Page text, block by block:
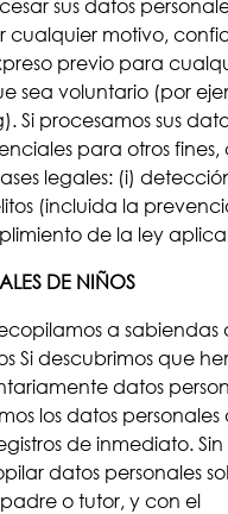
sus datos
cualquier motivo,
previo para
sea voluntario (por
Si procesamos sus
para otros fines,
legales: (i)
(incluida la
de la ley
DE NIÑOS
a sabiendas
Si descubrimos que
datos
los datos personales
de inmediato.
datos personales
o tutor, y con el